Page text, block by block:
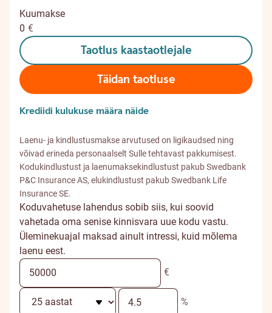
Kuumakse
0 €
Taotlus kaastaotlejale
Täidan taotluse
Krediidi kulukuse määra näide
Laenu- ja kindlustusmakse arvutused on ligikaudsed ning
võivad erineda personaalselt Sulle tehtavast pakkumisest.
Kodukindlustust ja laenumaksekindlustust pakub Swedbank
P&C Insurance AS, elukindlustust pakub Swedbank Life
Insurance SE.
Koduvahetuse lahendus sobib siis, kui soovid
vahetada oma senise kinnisvara uue kodu vastu.
Üleminekuajal maksad ainult intressi, kuid mõlema
laenu eest.
€
%